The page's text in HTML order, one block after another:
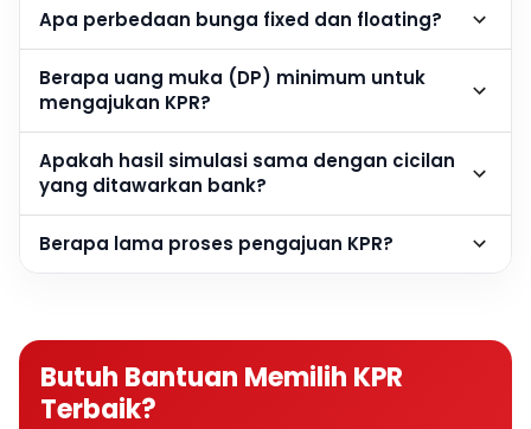
Apa perbedaan bunga fixed dan floating?
Berapa uang muka (DP) minimum untuk
mengajukan KPR?
Apakah hasil simulasi sama dengan cicilan
yang ditawarkan bank?
Berapa lama proses pengajuan KPR?
Butuh Bantuan Memilih KPR
Terbaik?